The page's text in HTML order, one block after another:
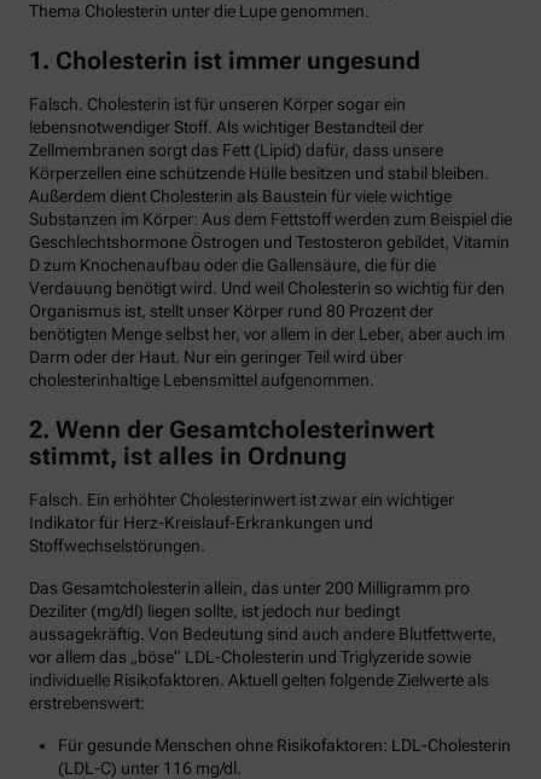
Thema Cholesterin unter die Lupe genommen.
1. Cholesterin ist immer ungesund
Falsch. Cholesterin ist für unseren Körper sogar ein
lebensnotwendiger Stoff. Als wichtiger Bestandteil der
Zellmembranen sorgt das Fett (Lipid) dafür, dass unsere
Körperzellen eine schützende Hülle besitzen und stabil bleiben.
Außerdem dient Cholesterin als Baustein für viele wichtige
Substanzen im Körper: Aus dem Fettstoff werden zum Beispiel die
Geschlechtshormone Östrogen und Testosteron gebildet, Vitamin
D zum Knochenaufbau oder die Gallensäure, die für die
Verdauung benötigt wird. Und weil Cholesterin so wichtig für den
Organismus ist, stellt unser Körper rund 80 Prozent der
benötigten Menge selbst her, vor allem in der Leber, aber auch im
Darm oder der Haut. Nur ein geringer Teil wird über
cholesterinhaltige Lebensmittel aufgenommen.
2. Wenn der Gesamtcholesterinwert
stimmt, ist alles in Ordnung
Falsch. Ein erhöhter Cholesterinwert ist zwar ein wichtiger
Indikator für Herz-Kreislauf-Erkrankungen und
Stoffwechselstörungen.
Das Gesamtcholesterin allein, das unter 200 Milligramm pro
Deziliter (mg/dl) liegen sollte, ist jedoch nur bedingt
aussagekräftig. Von Bedeutung sind auch andere Blutfettwerte,
vor allem das „böse“ LDL-Cholesterin und Triglyzeride sowie
individuelle Risikofaktoren. Aktuell gelten folgende Zielwerte als
erstrebenswert:
Für gesunde Menschen ohne Risikofaktoren: LDL-Cholesterin
(LDL-C) unter 116 mg/dl.